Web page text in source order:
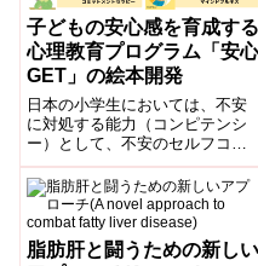
子どもの安心感を育成する
心理教育プログラム「安心
GET」の絵本開発
日本の小学生においては、不安
に対処する能力（コンピテンシ
ー）として、不安のセルフコン
トロールだけでなく、共感、表
現、受容などの特有の因子があ
ることを明らかにし、不安を分
かち合いながら安心感を育成す
る日本の子ども用心理教育プロ
グラム「安心GET」を開発し
脂肪肝と闘うための新しい